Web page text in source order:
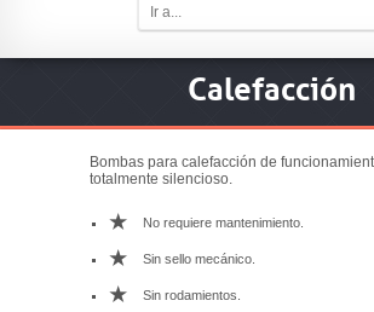
Calefacción
Bombas para calefacción de
totalmente silencioso.
* No requiere mantenimiento.
* Sin sello mecánico.
* Sin rodamientos.